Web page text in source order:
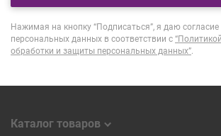
Нажимая на кнопку “Подписаться”, я даю
персональных данных в соответствии с
обработки и защиты персональных данных”.
Каталог товаров